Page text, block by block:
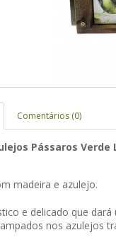
Comentários (0)
Pássaros Verde
madeira e azulejo.
e delicado que
nos azulejos